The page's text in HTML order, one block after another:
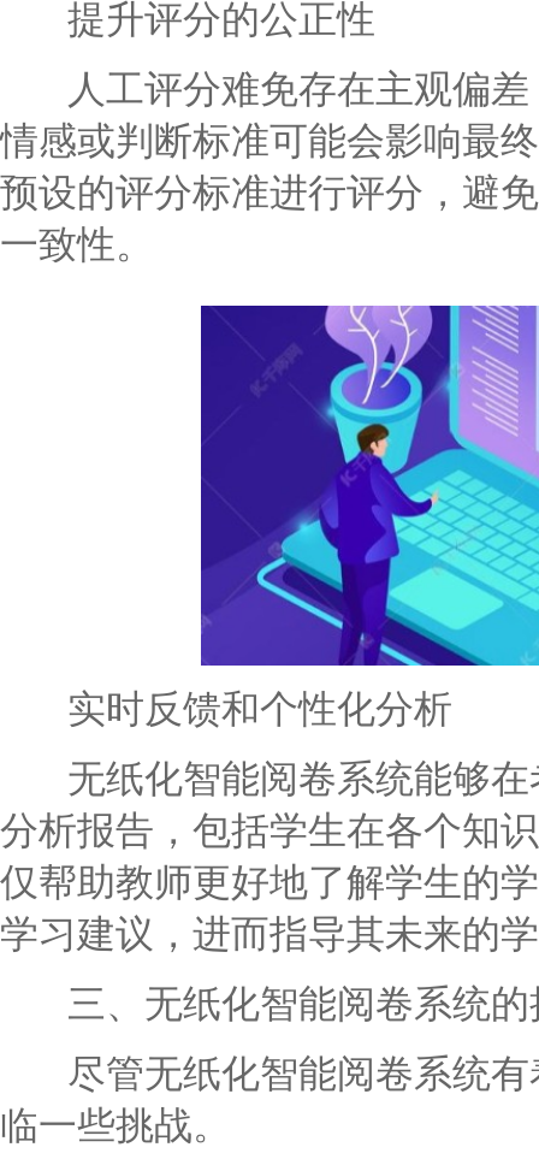
提升评分的公正性
人工评分难免存在主观偏差
情感或判断标准可能会影响最
预设的评分标准进行评分，避
一致性。
实时反馈和个性化分析
无纸化智能阅卷系统能够在
分析报告，包括学生在各个知
仅帮助教师更好地了解学生的
学习建议，进而指导其未来的
三、无纸化智能阅卷系统的
尽管无纸化智能阅卷系统有
临一些挑战。